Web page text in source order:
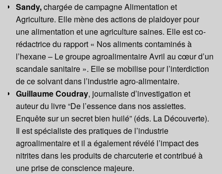
Sandy,chargée de campagne Alimentation et
Agriculture. Elle mène des actions de plaidoyer pour
une alimentation et une agriculture saines. Elle est co-
rédactrice du rapport « Nos aliments contaminés à
l’hexane – Le groupe agroalimentaire Avril au cœur d’un
scandale sanitaire ». Elle se mobilise pour l’interdiction
de ce solvant dans l’industrie agro-alimentaire.
Guillaume Coudray, journaliste d’investigation et
auteur du livre “De l’essence dans nos assiettes.
Enquête sur un secret bien huilé” (éds. La Découverte).
Il est spécialiste des pratiques de l’industrie
agroalimentaire et il a également révélé l’impact des
nitrites dans les produits de charcuterie et contribué à
une prise de conscience majeure.